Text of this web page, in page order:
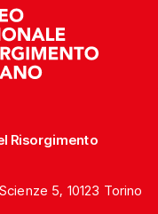
Risorgimento
5, 10123 Torino